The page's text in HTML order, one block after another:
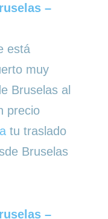
–
está
muy
Bruselas al
precio
tu traslado
Bruselas
–